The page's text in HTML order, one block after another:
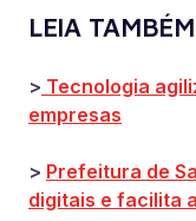
LEIA
> Tecnologia
empresas
> Prefeitura de
digitais e facilita